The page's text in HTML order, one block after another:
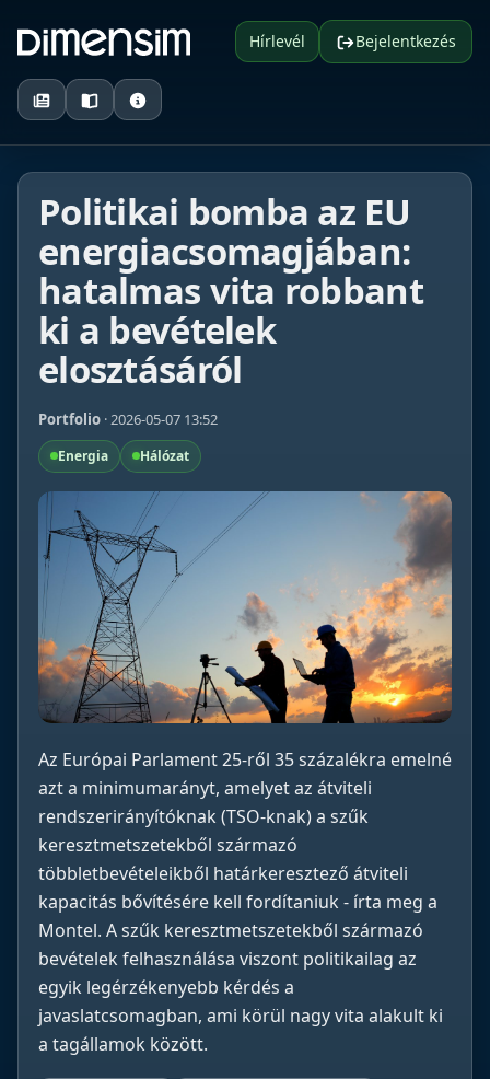
Hírlevél Bejelentkezés
Politikai bomba az EU
energiacsomagjában:
hatalmas vita robbant
ki a bevételek
elosztásáról
Portfolio · 2026-05-07 13:52
Energia Hálózat
Az Európai Parlament 25-ről 35 százalékra emelné
azt a minimumarányt, amelyet az átviteli
rendszerirányítóknak (TSO-knak) a szűk
keresztmetszetekből származó
többletbevételeikből határkeresztező átviteli
kapacitás bővítésére kell fordítaniuk - írta meg a
Montel. A szűk keresztmetszetekből származó
bevételek felhasználása viszont politikailag az
egyik legérzékenyebb kérdés a
javaslatcsomagban, ami körül nagy vita alakult ki
a tagállamok között.